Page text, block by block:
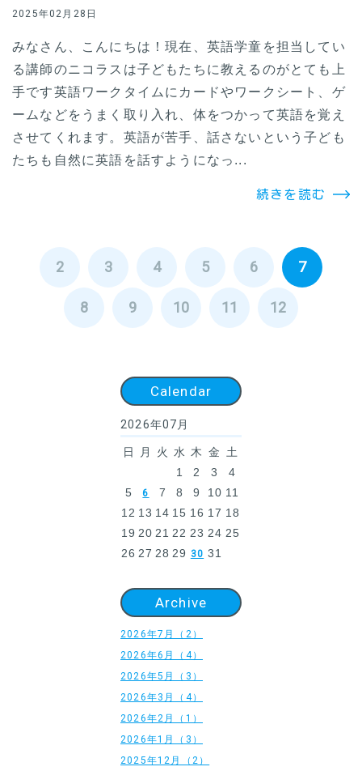
2025年02月28日
みなさん、こんにちは！現在、英語学童を担当してい
る講師のニコラスは子どもたちに教えるのがとても上
手です英語ワークタイムにカードやワークシート、ゲ
ームなどをうまく取り入れ、体をつかって英語を覚え
させてくれます。英語が苦手、話さないという子ども
たちも自然に英語を話すようになっ...
続きを読む
2 3 4 5 6 7
8 9 10 11 12
Calendar
2026年07月
日 月 火 水 木 金
土
1
2 3
4
5
6 7 8 9 10 11
12 13 14 15 16 17 18
19 20 21 22 23 24 25
26 27 28 29 30 31
Archive
2026年7月（2）
2026年6月（4）
2026年5月（3）
2026年3月（4）
2026年2月（1）
2026年1月（3）
2025年12月（2）